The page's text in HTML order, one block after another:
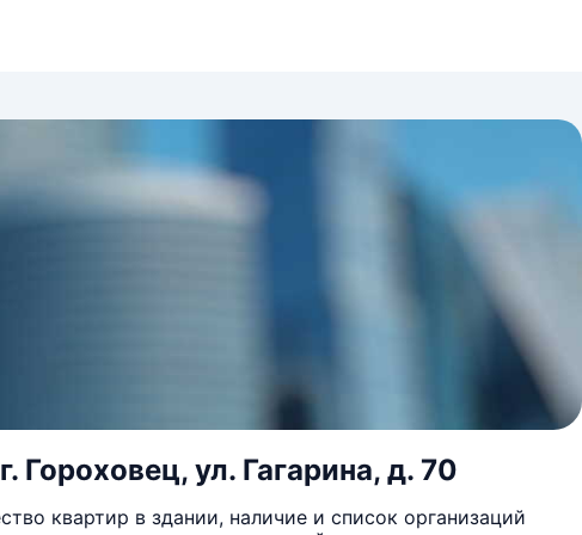
Гороховец, ул. Гагарина, д. 70
квартир в здании, наличие и список организаций